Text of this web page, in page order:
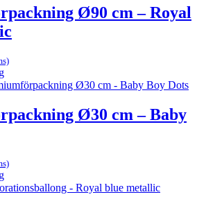
Ø90 cm – Royal
Ø30 cm – Baby